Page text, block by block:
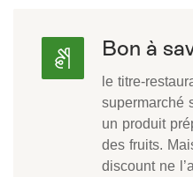
Bon à
le titre-
supermarché
un produit
des fruits.
discount ne